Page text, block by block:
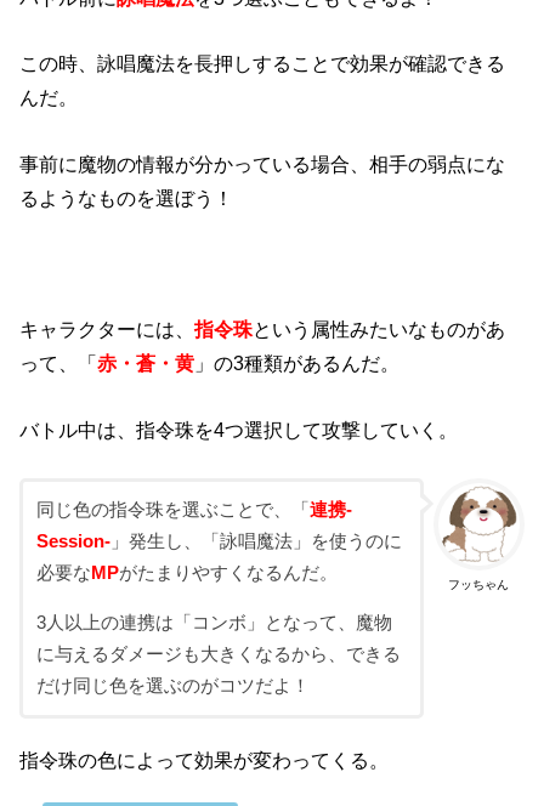
この時、詠唱魔法を長押しすることで効果が確認できる
んだ。
事前に魔物の情報が分かっている場合、相手の弱点にな
るようなものを選ぼう！
キャラクターには、指令珠という属性みたいなものがあ
って、「赤・蒼・黄 」の3種類があるんだ。
バトル中は、指令珠を4つ選択して攻撃していく。
フッちゃん
同じ色の指令珠を選ぶことで、「 連携-
Session-」発生し、「詠唱魔法」を使うのに
必要なMPがたまりやすくなるんだ。
3人以上の連携は「コンボ」となって、魔物
に与えるダメージも大きくなるから、できる
だけ同じ色を選ぶのがコツだよ！
指令珠の色によって効果が変わってくる。